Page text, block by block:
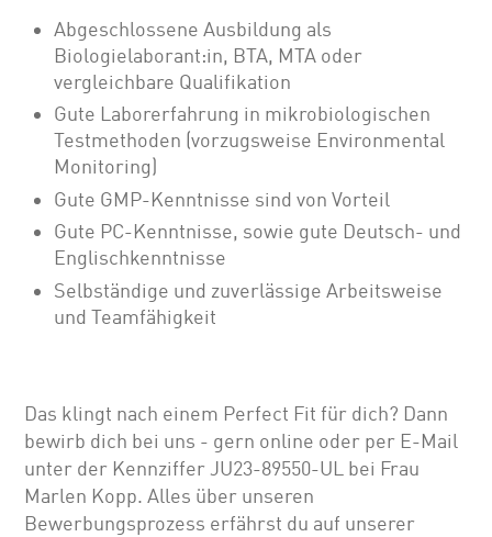
Abgeschlossene Ausbildung als
Biologielaborant:in, BTA, MTA oder
vergleichbare Qualifikation
Gute Laborerfahrung in mikrobiologischen
Testmethoden (vorzugsweise Environmental
Monitoring)
Gute GMP-Kenntnisse sind von Vorteil
Gute PC-Kenntnisse, sowie gute Deutsch- und
Englischkenntnisse
Selbständige und zuverlässige Arbeitsweise
und Teamfähigkeit
Das klingt nach einem Perfect Fit für dich? Dann
bewirb dich bei uns - gern online oder per E-Mail
unter der Kennziffer JU23-89550-UL bei Frau
Marlen Kopp. Alles über unseren
Bewerbungsprozess erfährst du auf unserer